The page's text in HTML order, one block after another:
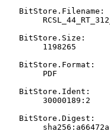
   BitStore.Filename:
   BitStore.Size:
   BitStore.Format:
   BitStore.Ident:
   BitStore.Digest: